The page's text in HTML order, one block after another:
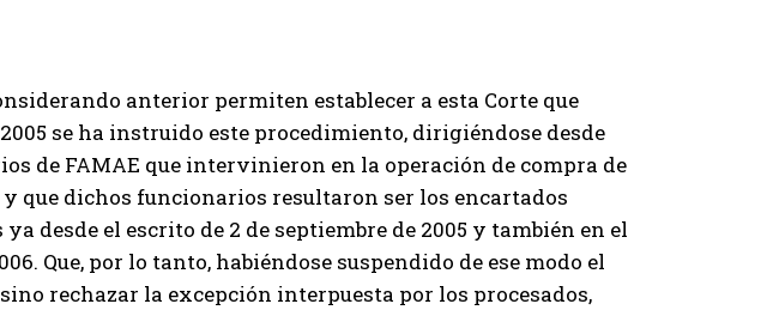
anterior permiten establecer a esta Corte que
se ha instruido este procedimiento, dirigiéndose desde
de FAMAE que intervinieron en la operación de compra de
que dichos funcionarios resultaron ser los encartados
desde el escrito de 2 de septiembre de 2005 y también en el
Que, por lo tanto, habiéndose suspendido de ese modo el
rechazar la excepción interpuesta por los procesados,